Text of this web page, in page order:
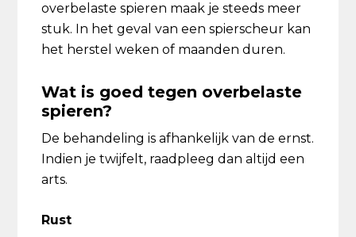
overbelaste spieren maak je steeds meer
stuk. In het geval van een spierscheur kan
het herstel weken of maanden duren.
Wat is goed tegen overbelaste
spieren?
De behandeling is afhankelijk van de ernst.
Indien je twijfelt, raadpleeg dan altijd een
arts.
Rust